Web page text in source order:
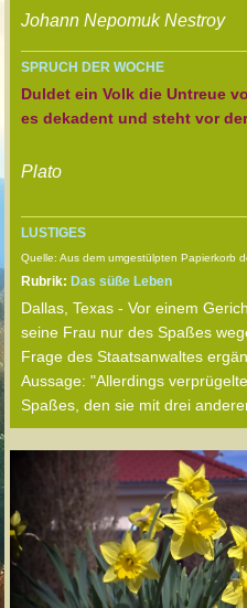
Johann Nepomuk Nestroy
SPRUCH DER WOCHE
Duldet ein Volk die Untreue
es dekadent und steht vor
Plato
LUSTIGES
Quelle: Aus dem umgestülpten Papierkorb
Rubrik: Das süße Leben
Dallas, Texas - Vor einem
seine Frau nur des Spaßes
Frage des Staatsanwaltes
Aussage: "Allerdings
Spaßes, den sie mit drei